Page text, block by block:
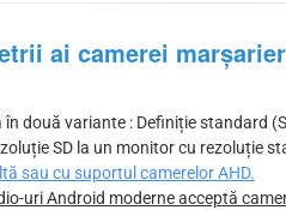
ai camerei
în două variante : Definiție standard
SD la un monitor cu rezoluție
sau cu suportul camerelor AHD.
uri Android moderne acceptă